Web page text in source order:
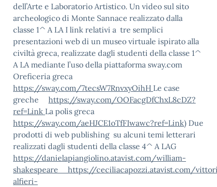
dell’Arte e Laboratorio Artistico. Un video sul sito
archeologico di Monte Sannace realizzato dalla
classe 1^ A LA I link relativi a tre semplici
presentazioni web di un museo virtuale ispirato alla
civiltà greca, realizzate dagli studenti della classe 1^
A LA mediante l’uso della piattaforma sway.com
Oreficeria greca
https://sway.com/7tecsW7RnvxyOihH Le case
greche https://sway.com/OOFacgDfChxL8cDZ?
ref=Link La polis greca
https://sway.com/aeHJCE1oTfFIwawc?ref=Link) Due
prodotti di web publishing su alcuni temi letterari
realizzati dagli studenti della classe 4^ A LAG
https://danielapiangiolino.atavist.com/william-
shakespeare https://ceciliacapozzi.atavist.com/
alfieri-